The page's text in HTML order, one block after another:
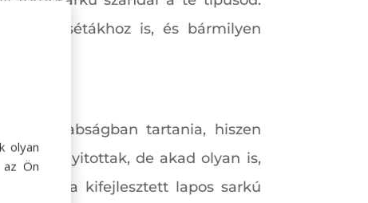
sétákhoz is, és bármilyen
rabságban tartania, hiszen
nyitottak, de akad olyan is,
kifejlesztett lapos sarkú
olyan
az Ön